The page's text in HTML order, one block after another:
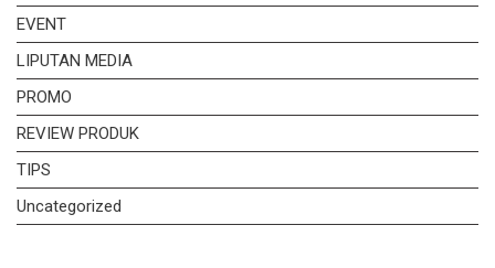
EVENT
LIPUTAN MEDIA
PROMO
REVIEW PRODUK
TIPS
Uncategorized